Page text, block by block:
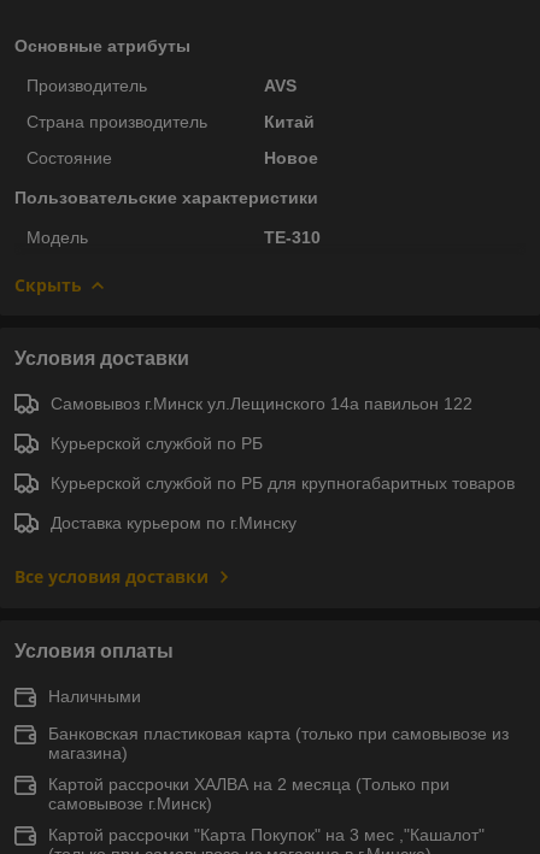
Основные атрибуты
Производитель
AVS
Страна производитель
Китай
Состояние
Новое
Пользовательские характеристики
Модель ТЕ-310
Скрыть
Условия доставки
Самовывоз г.Минск ул.Лещинского 14а павильон 122
Курьерской службой по РБ
Курьерской службой по РБ для крупногабаритных товаров
Доставка курьером по г.Минску
Все условия доставки
Условия оплаты
Наличными
Банковская пластиковая карта (только при самовывозе из
магазина)
Картой рассрочки ХАЛВА на 2 месяца (Только при
самовывозе г.Минск)
Картой рассрочки "Карта Покупок" на 3 мес ,"Кашалот"